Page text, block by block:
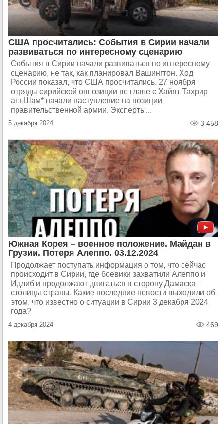
США просчитались: События в Сирии начали
развиваться по интересному сценарию
События в Сирии начали развиваться по интересному
сценарию, не так, как планировал Вашингтон. Ход
России показал, что США просчитались. 27 ноября
отряды сирийской оппозиции во главе с Хайят Тахрир
аш-Шам* начали наступление на позиции
правительственной армии. Эксперты...
5 декабря 2024 3 458
Южная Корея – военное положение. Майдан в
Грузии. Потеря Алеппо. 03.12.2024
Продолжает поступать информация о том, что сейчас
происходит в Сирии, где боевики захватили Алеппо и
Идлиб и продолжают двигаться в сторону Дамаска –
столицы страны. Какие последние новости выходили об
этом, что известно о ситуации в Сирии 3 декабря 2024
года?
4 декабря 2024 469